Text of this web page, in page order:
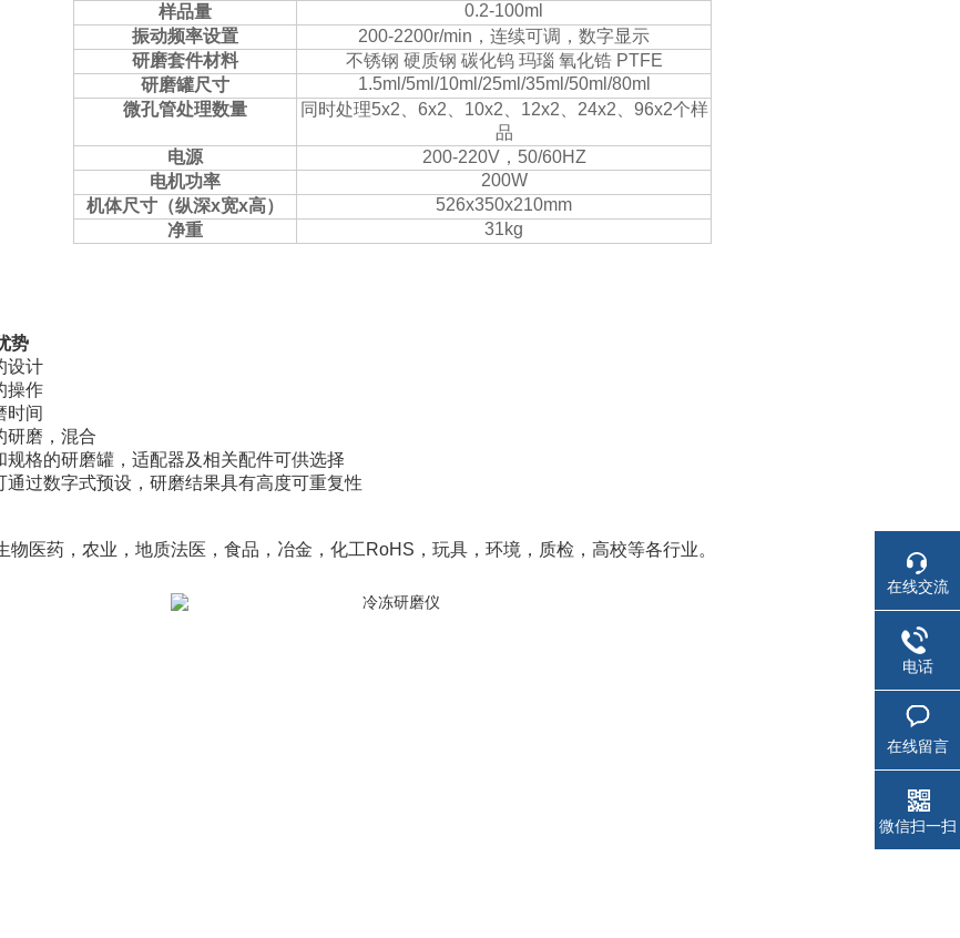
样品量
0.2-100ml
振动频率设置
200-2200r/min ，连续可调，数字显示
研磨套件材料
不锈钢 硬质钢 碳化钨 玛瑙 氧化锆PTFE
研磨罐尺寸
1.5ml/5ml/10ml/25ml/35ml/50ml/80ml
微孔管处理数量
同时处理5x2 6x2 10x2 12x2 24x2 96x2个样
品
电源
200-220V， 50/60HZ
电机功率
200W
机体尺寸（纵深x宽x高）
526x350x210mm
净重
31kg
势
设计
操作
时间
研磨，混合
规格的研磨罐，适配器及相关配件可供选择
通过数字式预设，研磨结果具有高度可重复性
物医药，农业，地质法医，食品，冶金，化工RoHS，玩具，环境，质检，高校等各行业。
在线交流
电话
在线留言
微信扫一扫